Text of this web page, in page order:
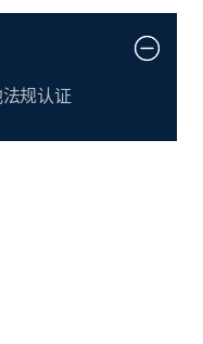
规认证